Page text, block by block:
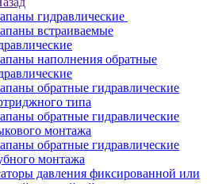
гидравлические
встраиваемые
наполнения обратные
обратные гидравлические
типа
обратные гидравлические
монтажа
обратные гидравлические
монтажа
давления фиксированной или